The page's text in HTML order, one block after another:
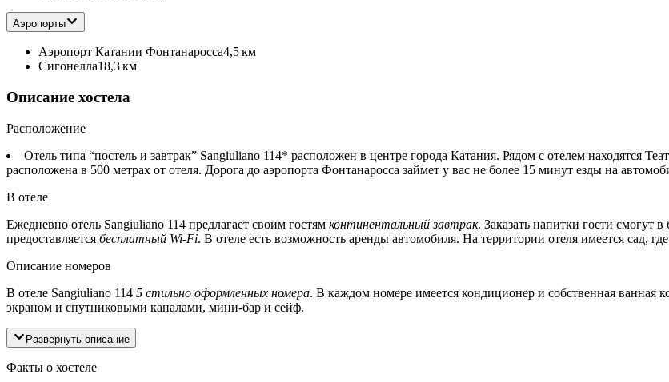
Аэропорты
Аэропорт Катании Фонтанаросса4,5 км
Сигонелла18,3 км
Описание хостела
Расположение
Отель типа “постель и завтрак” Sangiuliano 114* расположен в центре города Катания. Рядом с отелем находятся
расположена в 500 метрах от отеля. Дорога до аэропорта Фонтанаросса займет у вас не более 15 минут езды на
В отеле
Ежедневно отель Sangiuliano 114 предлагает своим гостям континентальный завтрак. Заказать напитки гости смогут
предоставляется бесплатный Wi-Fi. В отеле есть возможность аренды автомобиля. На территории отеля имеется сад,
Описание номеров
В отеле Sangiuliano 114 5 стильно оформленных номера. В каждом номере имеется кондиционер и собственная ванная
экраном и спутниковыми каналами, мини-бар и сейф.
Развернуть описание
Факты о хостеле